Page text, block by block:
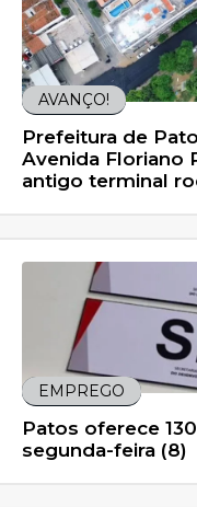
AVANÇO!
Prefeitura de
Avenida Floriano
antigo terminal
EMPREGO
Patos oferece
segunda-feira (8)